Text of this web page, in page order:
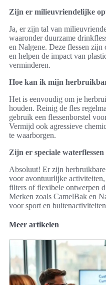
Zijn er milieuvriendelijke
Ja, er zijn tal van
waaronder duurzame
en Nalgene. Deze flessen
en helpen de impact van
verminderen.
Hoe kan ik mijn
Het is eenvoudig om je
houden. Reinig de fles
gebruik een flessenborstel
Vermijd ook agressieve
te waarborgen.
Zijn er speciale
Absoluut! Er zijn
voor avontuurlijke
filters of flexibele ontwerpen
Merken zoals CamelBak en
voor sport en
Meer artikelen